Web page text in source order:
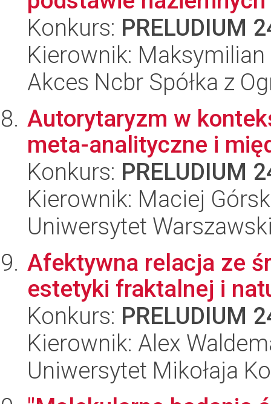
Konkurs: PRELUDIUM
Kierownik:
Akces Ncbr Spółka z
Autorytaryzm w
meta-analityczne i
Konkurs: PRELUDIUM
Kierownik: Maciej
Uniwersytet
Afektywna relacja ze
estetyki fraktalnej i
Konkurs: PRELUDIUM
Kierownik: Alex
Uniwersytet Mikołaja